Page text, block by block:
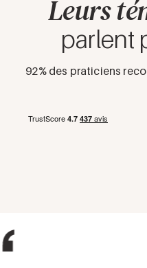
contact@medere.fr .
Leurs
parlent
92% des praticiens